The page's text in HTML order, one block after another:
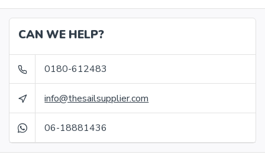
CAN WE HELP?
0180-612483
info@thesailsupplier.com
06-18881436